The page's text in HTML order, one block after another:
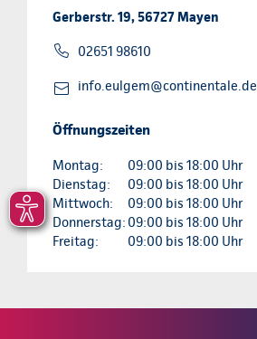
Gerberstr. 19, 56727 Mayen
02651 98610
info.eulgem@continentale.de
Öffnungszeiten
Montag:
09:00 bis 18:00 Uhr
Dienstag:
09:00 bis 18:00 Uhr
Mittwoch:
09:00 bis 18:00 Uhr
Donnerstag: 09:00 bis 18:00 Uhr
Freitag:
09:00 bis 18:00 Uhr